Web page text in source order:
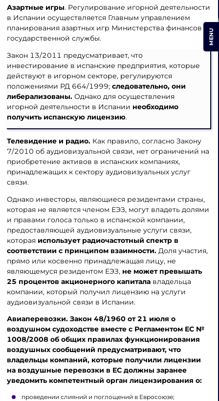
Азартные игры. Регулирование игорной деятельности
в Испании осуществляется Главным управлением
планирования азартных игр Министерства финансов и
государственной службы.
Закон 13/2011 предусматривает, что
инвестирование в испанские предприятия, которые
действуют в игорном секторе, регулируются
положениями РД 664/1999; следовательно, они
либерализованы. Однако для осуществления
игорной деятельности в Испании необходимо
получить испанскую лицензию.
Телевидение и радио.Как правило, согласно Закону
7/2010 об аудиовизуальной связи, нет ограничений на
приобретение активов в испанских компаниях,
принадлежащих к сектору аудиовизуальных услуг
связи.
Однако инвесторы, являющиеся резидентами страны,
которая не является членом ЕЭЗ, могут владеть долями
и правами голоса только в испанской компании,
предоставляющей аудиовизуальные услуги связи,
которая использует радиочастотный спектр в
соответствии с принципом взаимности. Доля участия,
прямо или косвенно принадлежащая лицу, не
являющемуся резидентом ЕЭЗ, не может превышать
25 процентов акционерного капитала владельца
компании, который получил лицензию на услуги
аудиовизуальной связи в Испании.
Авиаперевозки. Закон 48/1960 от 21 июля о
воздушном судоходстве вместе с Регламентом ЕС №
1008/2008 об общих правилах функционирования
воздушных сообщений предусматривают, что
владельцы компаний, которые получили лицензии
на воздушные перевозки в ЕС должны заранее
уведомить компетентный орган лицензирования о:
проведении слияний и поглощений в Евросоюзе;
MENU